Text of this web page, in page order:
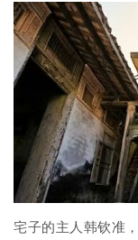
宅子的主人韩钦准